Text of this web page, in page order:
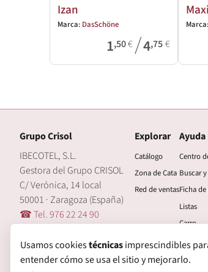
Izan
Marca: DasSchöne
1,50€/4,75€
Marca:
Grupo Crisol
IBECOTEL, S.L.
Gestora del Grupo CRISOL
C/ Verónica, 14 local
50001 · Zaragoza (España)
☎ Tel. 976 22 24 90
Explorar
Catálogo
Zona de Cata
Red de ventas
Ayuda
Centro
Buscar
Ficha
Listas
Carro
Mi cuenta
Usamos cookiestécnicasimprescindibles
entender cómo se usa el sitio y mejorarlo.